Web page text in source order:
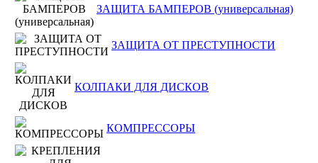
ЗАЩИТА БАМПЕРОВ (универсальная)
ЗАЩИТА ОТ ПРЕСТУПНОСТИ
КОЛПАКИ ДЛЯ ДИСКОВ
КОМПРЕССОРЫ